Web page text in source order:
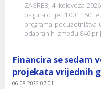
ZAGREB, 4. kolovoza
osiguralo je 1.001.150
programa poduzetništva
odabranih između 846
Financira se sedam
projekata vrijednih
06.08.2026 07:01